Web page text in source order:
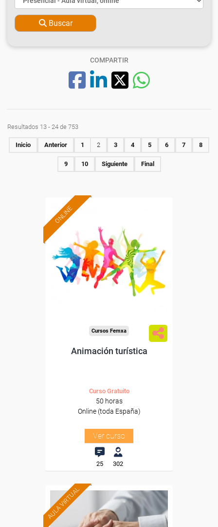
Buscar
COMPARTIR
Resultados 13 - 24 de 753
Inicio Anterior 1 2 3 4 5 6 7 8
9 10 Siguiente Final
ONLINE
Formación 100%
subvencionada.
Para desempleados,
trabajadores y autónomos.
Sector
-Hosteleria y Turismo.
Cursos Femxa
Animación turística
Curso Gratuito
50 horas
Online (toda España)
Ver curso
25 302
AULA VIRTUAL Formación 100%